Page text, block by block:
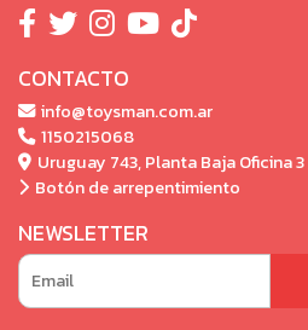
CONTACTO
info@toysman.com.ar
1150215068
Uruguay 743, Planta Baja Oficina
Botón de arrepentimiento
NEWSLETTER